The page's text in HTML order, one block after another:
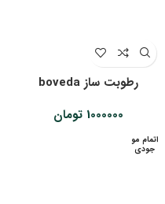
رطوبت ساز boveda
1000000 تومان
اتمام مو
جودی